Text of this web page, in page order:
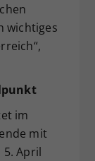
wichtiges
im
mit
April